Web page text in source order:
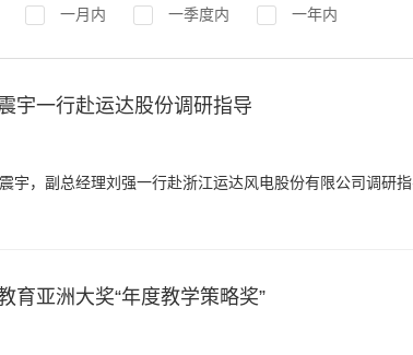
一月内 一季度内 一年内
宇一行赴运达股份调研指导
宇，副总经理刘强一行赴浙江运达风电股份有限公司调研
育亚洲大奖“年度教学策略奖”